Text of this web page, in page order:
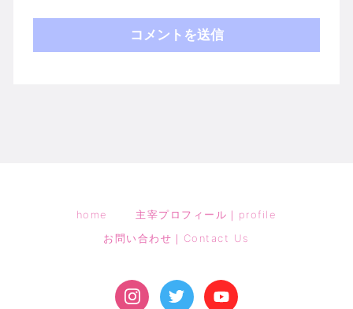
home
主宰プロフィール｜profile
お問い合わせ｜Contact Us